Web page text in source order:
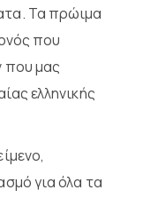
Τα πρώιμα
που
που μας
ελληνικής
για όλα τα